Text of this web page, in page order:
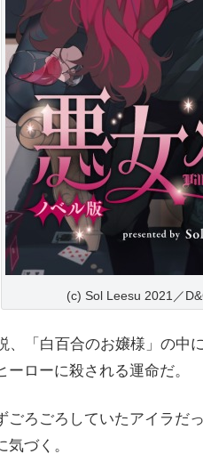
(c) Sol Leesu 2021／
、「白百合のお嬢様」の中
ローに殺される運命だ。
ごろごろしていたアイラだ
づく。